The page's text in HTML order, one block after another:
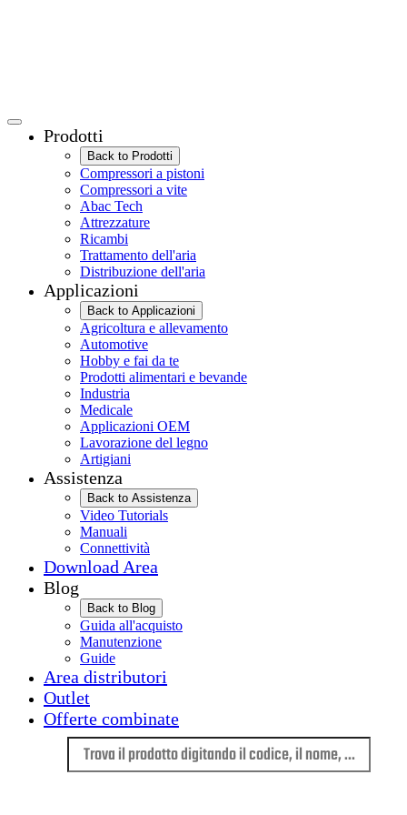
Prodotti
Back to Prodotti
Compressori a pistoni
Compressori a vite
Abac Tech
Attrezzature
Ricambi
Trattamento dell'aria
Distribuzione dell'aria
Applicazioni
Back to Applicazioni
Agricoltura e allevamento
Automotive
Hobby e fai da te
Prodotti alimentari e bevande
Industria
Medicale
Applicazioni OEM
Lavorazione del legno
Artigiani
Assistenza
Back to Assistenza
Video Tutorials
Manuali
Connettività
Download Area
Blog
Back to Blog
Guida all'acquisto
Manutenzione
Guide
Area distributori
Outlet
Offerte combinate